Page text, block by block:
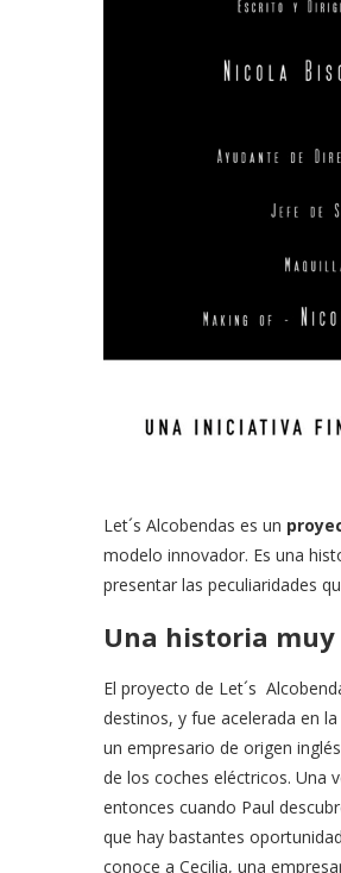
Let´s Alcobendas es un
modelo innovador. Es una
presentar las peculiaridades
Una historia
El proyecto de Let´s
destinos, y fue acelerada en la
un empresario de origen
de los coches eléctricos. Una
entonces cuando Paul
que hay bastantes
conoce a Cecilia, una